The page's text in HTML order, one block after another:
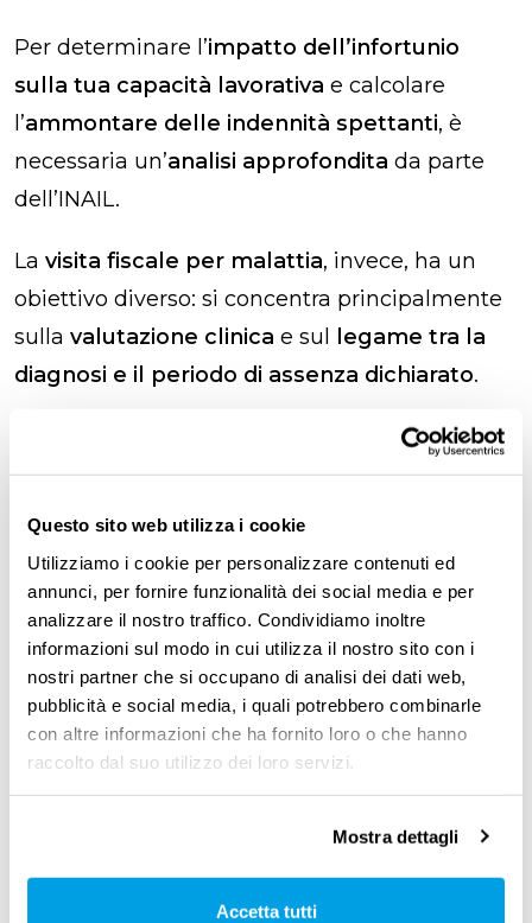
Questo sito web utilizza i cookie
Utilizziamo i cookie per personalizzare contenuti ed
annunci, per fornire funzionalità dei social media e per
analizzare il nostro traffico. Condividiamo inoltre
informazioni sul modo in cui utilizza il nostro sito con i
nostri partner che si occupano di analisi dei dati web,
pubblicità e social media, i quali potrebbero combinarle
con altre informazioni che ha fornito loro o che hanno
raccolto dal suo utilizzo dei loro servizi.
Mostra dettagli
Accetta tutti
Per determinare l’impatto dell’infortunio
sulla tua capacità lavorativa e calcolare
l’ammontare delle indennità spettanti, è
necessaria un’analisi approfondita da parte
dell’INAIL.
La visita fiscale per malattia, invece, ha un
obiettivo diverso: si concentra principalmente
sulla valutazione clinica e sul legame tra la
diagnosi e il periodo di assenza dichiarato.
Infortunio sul lavoro visita fiscale
dipendente privato​
Levisite fiscalihanno l’obiettivo ditutelare
entrambe le parti in causa: sia te, come
lavoratore pubblico o privato, sia leistituzioni
per prevenire possibili frodi.
È fondamentale unastretta collaborazione
trate, il datore di lavoro e le strutture
trasparenza e rapidità
nella gestione delle pratiche.